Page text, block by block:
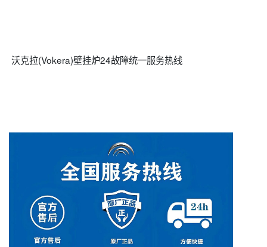
沃克拉(Vokera)壁挂炉24故障统一服务热线